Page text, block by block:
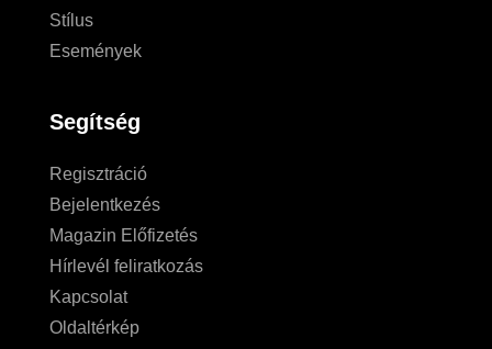
Stílus
Események
Segítség
Regisztráció
Bejelentkezés
Magazin Előfizetés
Hírlevél feliratkozás
Kapcsolat
Oldaltérkép